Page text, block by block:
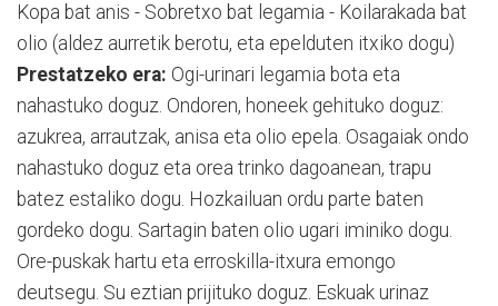
Kopa bat anis - Sobretxo bat legamia - Koilarakada bat
olio (aldez aurretik berotu, eta epelduten itxiko dogu)
Prestatzeko era: Ogi-urinari legamia bota eta
nahastuko doguz. Ondoren, honeek gehituko doguz:
azukrea, arrautzak, anisa eta olio epela. Osagaiak ondo
nahastuko doguz eta orea trinko dagoanean, trapu
batez estaliko dogu. Hozkailuan ordu parte baten
gordeko dogu. Sartagin baten olio ugari iminiko dogu.
Ore-puskak hartu eta erroskilla-itxura emongo
deutsegu. Su eztian prijituko doguz. Eskuak urinaz